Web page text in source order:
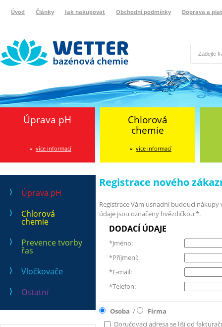
Úvod Články Jak nakupovat Obchodní podmínky Doprava a
Úprava pH
více informací
Chlorová
chemie
více informací
Úprava pH
Chlorová
chemie
Prevence tvorby
řas
Vločkovače
Ostatní
Registrace nového
Registrace Vám usnadní budoucí
údaje jsou označeny hvězdičkou *.
DODACÍ ÚDAJE
*Jméno:
*Příjmení:
*E-mail:
*Telefon:
Osoba /
Firma
Doručovací adresa se liší od